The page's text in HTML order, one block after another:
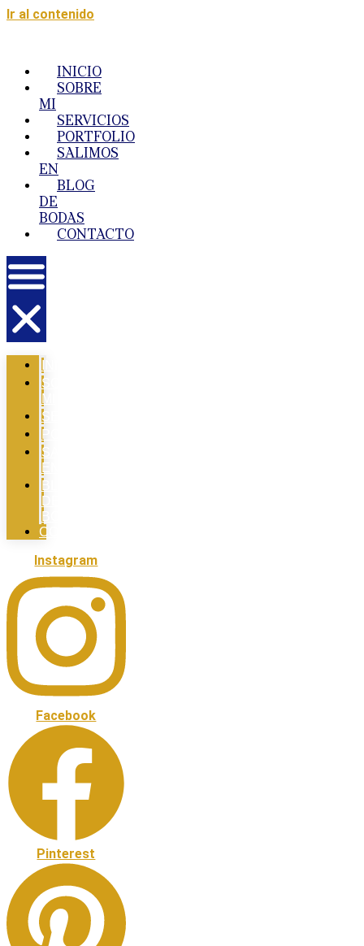
Ir al contenido
INICIO
SOBRE
MI
SERVICIOS
PORTFOLIO
SALIMOS
EN
BLOG
DE
BODAS
CONTACTO
SOBRE
MI
SERVICIOS
PORTFOLIO
SALIMOS
EN
BLOG
DE
BODAS
CONTACTO
Instagram
Facebook
Pinterest